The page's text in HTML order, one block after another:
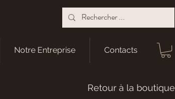
Notre Entreprise Contacts
Retour à la boutique